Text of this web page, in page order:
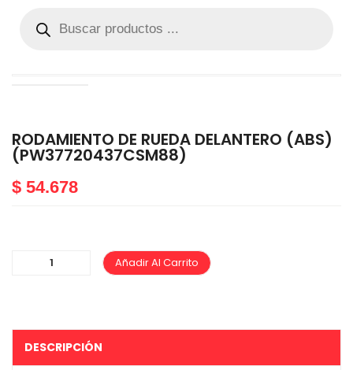
RODAMIENTO DE RUEDA DELANTERO (ABS)
(PW37720437CSM88)
$ 54.678
Añadir Al Carrito
DESCRIPCIÓN